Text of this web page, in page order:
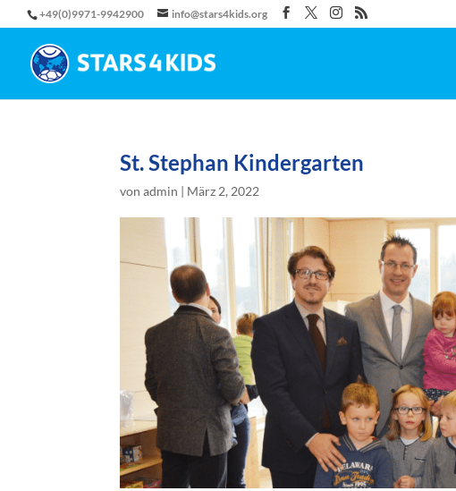
+49(0)9971-9942900 info@stars4kids.org
St. Stephan Kindergarten
vonadmin | März 2, 2022